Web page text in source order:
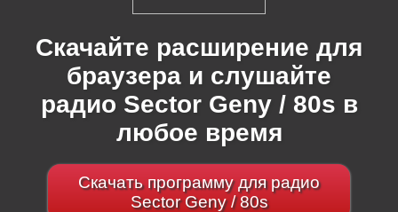
Скачайте расширение для
браузера и слушайте
радио Sector Geny / 80s в
любое время
Скачать программу для радио
Sector Geny / 80s